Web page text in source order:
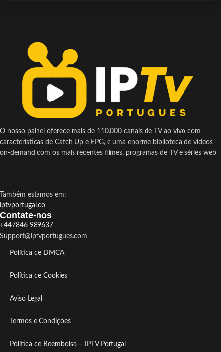
O nosso painel oferece mais de 110.000 canais de TV ao vivo com
características de Catch Up e EPG, e uma enorme biblioteca de vídeos
on-demand com os mais recentes filmes, programas de TV e séries web
Também estamos em:
iptvportugal.co
Contate-nos
+447846 989637
Support@iptvportugues.com
Política de DMCA
Política de Cookies
Aviso Legal
Termos e Condições
Política de Reembolso – IPTV Portugal